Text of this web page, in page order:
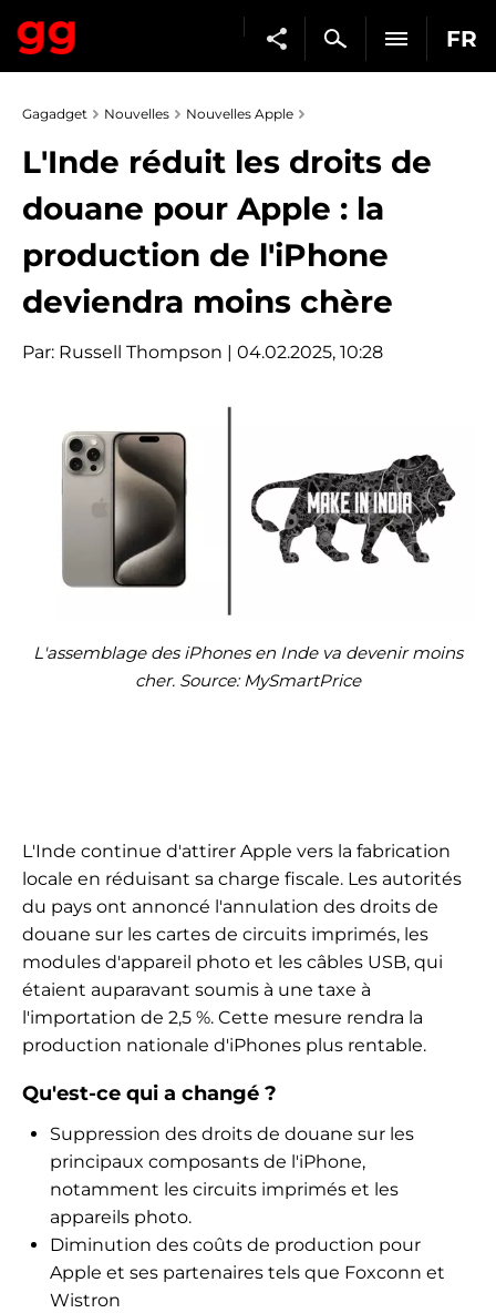
FR
Gagadget Nouvelles Nouvelles Apple
L'Inde réduit les droits de
douane pour Apple : la
production de l'iPhone
deviendra moins chère
Par: Russell Thompson | 04.02.2025, 10:28
L'assemblage des iPhones en Inde va devenir moins
cher. Source: MySmartPrice
L'Inde continue d'attirer Apple vers la fabrication
locale en réduisant sa charge fiscale. Les autorités
du pays ont annoncé l'annulation des droits de
douane sur les cartes de circuits imprimés, les
modules d'appareil photo et les câbles USB, qui
étaient auparavant soumis à une taxe à
l'importation de 2,5 %. Cette mesure rendra la
production nationale d'iPhones plus rentable.
Qu'est-ce qui a changé ?
Suppression des droits de douane sur les
principaux composants de l'iPhone,
notamment les circuits imprimés et les
appareils photo.
Diminution des coûts de production pour
Apple et ses partenaires tels que Foxconn et
Wistron